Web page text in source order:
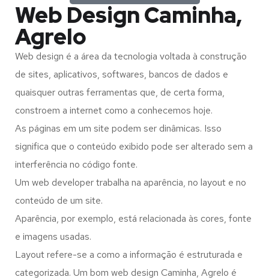
Web Design Caminha,
Agrelo
Web design é a área da tecnologia voltada à construção
de sites, aplicativos, softwares, bancos de dados e
quaisquer outras ferramentas que, de certa forma,
constroem a internet como a conhecemos hoje.
As páginas em um site podem ser dinâmicas. Isso
significa que o conteúdo exibido pode ser alterado sem a
interferência no código fonte.
Um web developer trabalha na aparência, no layout e no
conteúdo de um site.
Aparência, por exemplo, está relacionada às cores, fonte
e imagens usadas.
Layout refere-se a como a informação é estruturada e
categorizada. Um bom web design Caminha, Agrelo é